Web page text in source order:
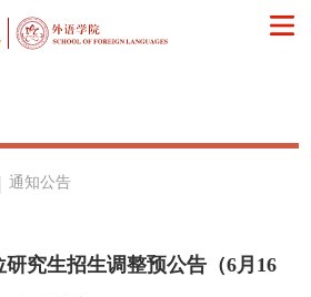
｜通知公告
究生招生调整预公告（6月16